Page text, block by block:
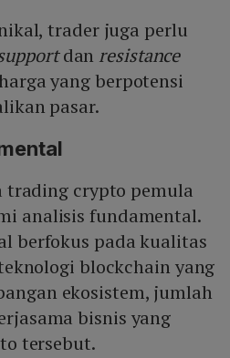
trader juga perlu
dan resistance
yang berpotensi
pasar.
trading crypto pemula
analisis fundamental.
berfokus pada kualitas
blockchain yang
ekosistem, jumlah
bisnis yang
tersebut.